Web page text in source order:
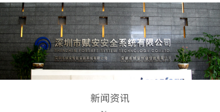
事故频发，传统的火灾探
测方法已无法满足要求。
尤其是目前众多的大型影
剧院、会议展览中心、体
育馆、大型仓库和隧道空
间等，其建筑结构特殊、
火灾隐患多。一旦发生火
用了具有仲裁机制和冗余
校验的总线传输技术、线
路状态检测与保护技术、
后向光电感烟探测技术、
高可靠的系统抗干扰技术
等多项专利技术和专有技
警领域三十多年技术积累
新闻资讯